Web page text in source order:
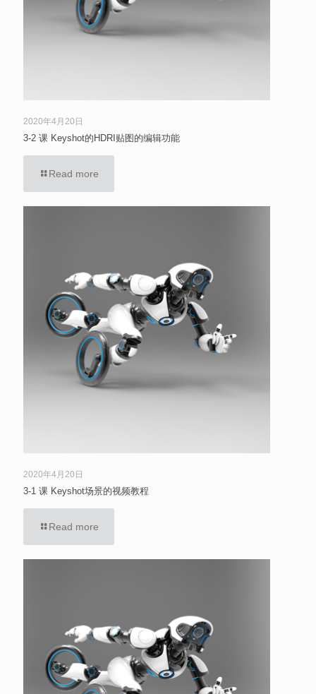
2020年4月20日
3-2 课 Keyshot的HDRI贴图的编辑功能
Read more
2020年4月20日
3-1 课 Keyshot场景的视频教程
Read more